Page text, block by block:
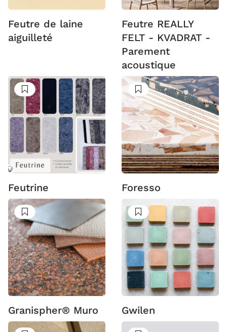
Feutre de laine
aiguilleté
Feutre REALLY
FELT - KVADRAT -
Parement
acoustique
Suivre
Feutrine
Suivre
Foresso
Suivre
Granispher® Muro
Suivre
Gwilen